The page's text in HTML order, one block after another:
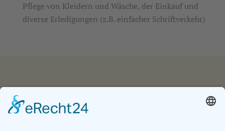
Pflege von Kleidern und Wäsche, der Einkauf und
diverse Erledigungen (z.B. einfacher Schriftverkehr)
IMPRESSUM
KONTAKT & ANFAHRT